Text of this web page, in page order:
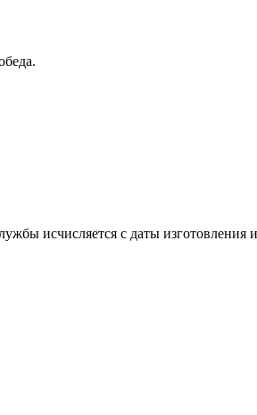
исчисляется с даты изготовления